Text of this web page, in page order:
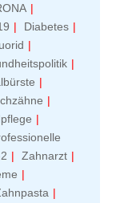
Diabetes
Zahnarzt